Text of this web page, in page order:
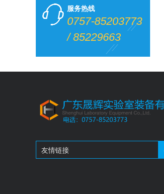
服务热线
0757-85203773
/ 85229663
友情链接